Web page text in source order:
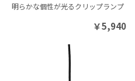
明らかな個性が光るクリップランプ
￥5,940